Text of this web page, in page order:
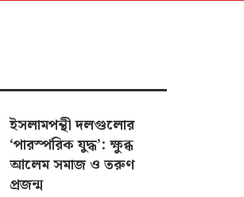
ইসলামপন্থী দলগুলোর
‘পারস্পরিক যুদ্ধ’: ক্ষুব্ধ
আলেম সমাজ ও তরুণ
প্রজন্ম